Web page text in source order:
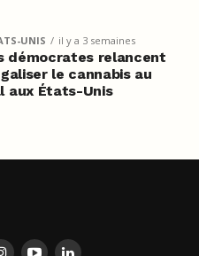
UNIS il y a 3 semaines
démocrates relancent
le cannabis au
aux États-Unis